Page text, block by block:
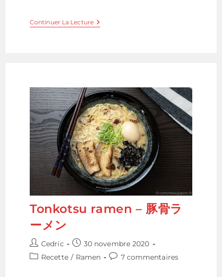
Continuer La LectureVégan
Tonkotsu
Soja
Tonkotsu ramen – 豚骨ラ
ーメン
Auteur/autrice
de
Cedric
Publication
publiée :
30 novembre 2020
PostRecette / Ramen
Commentaires
7 commentaires